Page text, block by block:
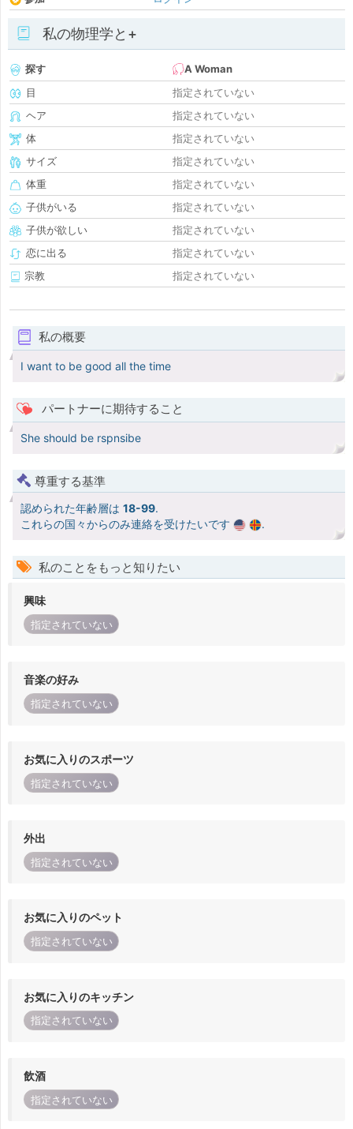
私の物理学と+
探す
A Woman
目
指定されていない
ヘア
指定されていない
体
指定されていない
サイズ
指定されていない
体重
指定されていない
子供がいる
指定されていない
子供が欲しい
指定されていない
恋に出る
指定されていない
宗教
指定されていない
私の概要
I want to be good all the time
パートナーに期待すること
She should be rspnsibe
尊重する基準
認められた年齢層は 18-99.
これらの国々からのみ連絡を受けたいです
.
私のことをもっと知りたい
興味
指定されていない
音楽の好み
指定されていない
お気に入りのスポーツ
指定されていない
外出
指定されていない
お気に入りのペット
指定されていない
お気に入りのキッチン
指定されていない
飲酒
指定されていない